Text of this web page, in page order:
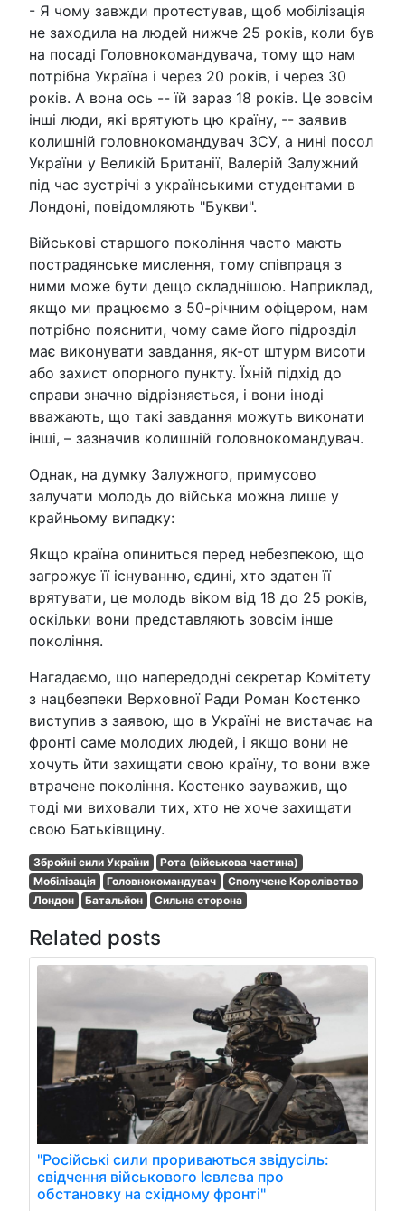
- Я чому завжди протестував, щоб мобілізація
не заходила на людей нижче 25 років, коли був
на посаді Головнокомандувача, тому що нам
потрібна Україна і через 20 років, і через 30
років. А вона ось -- їй зараз 18 років. Це зовсім
інші люди, які врятують цю країну, -- заявив
колишній головнокомандувач ЗСУ, а нині посол
України у Великій Британії, Валерій Залужний
під час зустрічі з українськими студентами в
Лондоні, повідомляють "Букви".
Військові старшого покоління часто мають
пострадянське мислення, тому співпраця з
ними може бути дещо складнішою. Наприклад,
якщо ми працюємо з 50-річним офіцером, нам
потрібно пояснити, чому саме його підрозділ
має виконувати завдання, як-от штурм висоти
або захист опорного пункту. Їхній підхід до
справи значно відрізняється, і вони іноді
вважають, що такі завдання можуть виконати
інші, – зазначив колишній головнокомандувач.
Однак, на думку Залужного, примусово
залучати молодь до війська можна лише у
крайньому випадку:
Якщо країна опиниться перед небезпекою, що
загрожує її існуванню, єдині, хто здатен її
врятувати, це молодь віком від 18 до 25 років,
оскільки вони представляють зовсім інше
покоління.
Нагадаємо, що напередодні секретар Комітету
з нацбезпеки Верховної Ради Роман Костенко
виступив з заявою, що в Україні не вистачає на
фронті саме молодих людей, і якщо вони не
хочуть йти захищати свою країну, то вони вже
втрачене покоління. Костенко зауважив, що
тоді ми виховали тих, хто не хоче захищати
свою Батьківщину.
Збройні сили України
Рота (військова частина)
Мобілізація
Головнокомандувач
Сполучене Королівство
Лондон
Батальйон Сильна сторона
Related posts
"Російські сили прориваються звідусіль:
свідчення військового Ієвлєва про
обстановку на східному фронті"